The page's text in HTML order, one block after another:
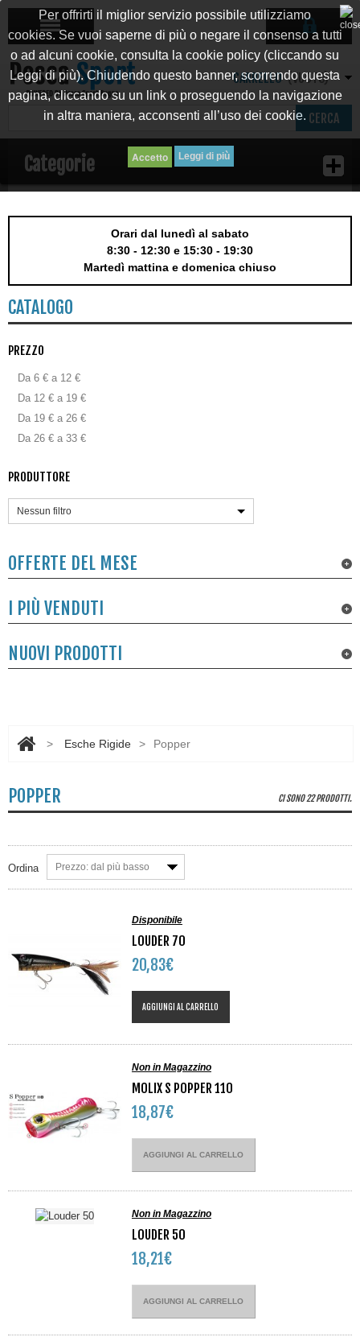
CERCA
CARRELLO (VUOTO)
Categorie
Per offrirti il miglior servizio possibile utilizziamo
cookies. Se vuoi saperne di più o negare il consenso a tutti
o ad alcuni cookie, consulta la cookie policy (cliccando su
Leggi di più). Chiudendo questo banner, scorrendo questa
pagina, cliccando su un link o proseguendo la navigazione
in altra maniera, acconsenti all’uso dei cookie.
Leggi di più
Orari dal lunedì al sabato
8:30 - 12:30 e 15:30 - 19:30
Martedì mattina e domenica chiuso
CATALOGO
PREZZO
Da 6 € a 12 €
Da 12 € a 19 €
Da 19 € a 26 €
Da 26 € a 33 €
PRODUTTORE
Nessun filtro
OFFERTE DEL MESE
I PIÙ VENDUTI
NUOVI PRODOTTI
> Esche Rigide > Popper
POPPER CI SONO 22 PRODOTTI.
Ordina Prezzo: dal più basso
Disponibile
LOUDER 70
20,83€
AGGIUNGI AL CARRELLO
Non in Magazzino
MOLIX S POPPER 110
18,87€
AGGIUNGI AL CARRELLO
Non in Magazzino
LOUDER 50
18,21€
AGGIUNGI AL CARRELLO